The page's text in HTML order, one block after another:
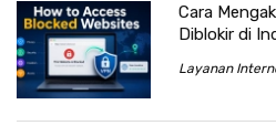
Cara
Diblokir di
Layanan